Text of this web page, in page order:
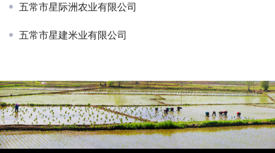
五常市星际洲农业有限公司
五常市星建米业有限公司